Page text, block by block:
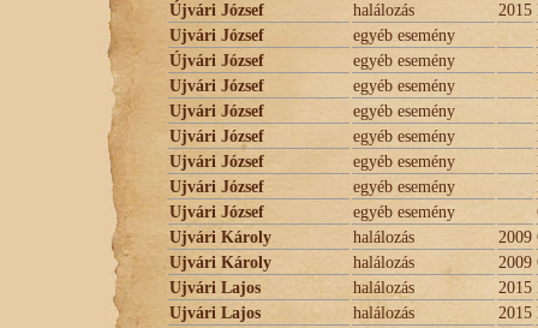
Újvári József
halálozás 2015
Ujvári József
egyéb esemény
Újvári József
egyéb esemény
Ujvári József
egyéb esemény
Ujvári József
egyéb esemény
Ujvári József
egyéb esemény
Ujvári József
egyéb esemény
Ujvári József
egyéb esemény
Ujvári József
egyéb esemény
Ujvári Károly
halálozás 2009
Ujvári Károly
halálozás 2009
Ujvári Lajos
halálozás 2015
Ujvári Lajos
halálozás 2015